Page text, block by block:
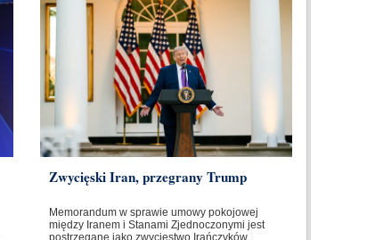
Zwycięski Iran, przegrany Trump
Memorandum w sprawie umowy pokojowej
między Iranem i Stanami Zjednoczonymi jest
postrzegane jako zwycięstwo Irańczyków.